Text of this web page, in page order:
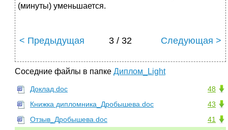
(минуты) уменьшается.
< Предыдущая 3 / 32 Следующая >
Соседние файлы в папке Диплом_Light
48
Доклад.doc
43
Книжка дипломника_Дробышева.doc
41
Отзыв_Дробышева.doc